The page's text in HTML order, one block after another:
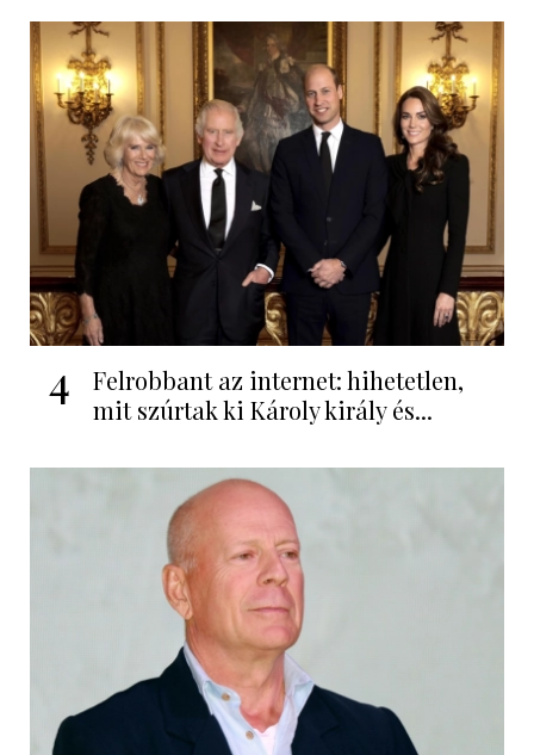
4
Felrobbant az internet: hihetetlen,
mit szúrtak ki Károly király és...